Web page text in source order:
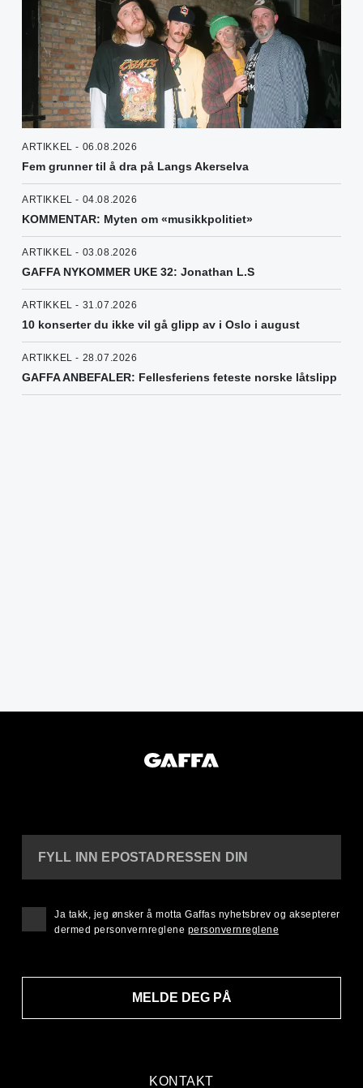
ARTIKKEL - 06.08.2026
Fem grunner til å dra på Langs Akerselva
ARTIKKEL - 04.08.2026
KOMMENTAR: Myten om «musikkpolitiet»
ARTIKKEL - 03.08.2026
GAFFA NYKOMMER UKE 32: Jonathan L.S
ARTIKKEL - 31.07.2026
10 konserter du ikke vil gå glipp av i Oslo i august
ARTIKKEL - 28.07.2026
GAFFA ANBEFALER: Fellesferiens feteste norske låtslipp
KONTAKT
FYLL INN EPOSTADRESSEN DIN
MELDE DEG PÅ
Ja takk, jeg ønsker å motta Gaffas nyhetsbrev og aksepterer
dermed personvernreglene personvernreglene